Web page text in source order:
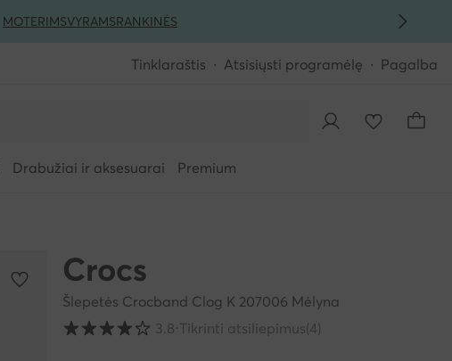
MOTERIMSVYRAMSRANKINĖS
Tinklaraštis Atsisiųsti programėlę Pagalba
Drabužiai ir aksesuarai Premium
Crocs
Šlepetės Crocband Clog K 207006 Mėlyna
Klientų įvertinimai skalėje nuo 1 iki 5
3.8⋅Tikrinti atsiliepimus(4)